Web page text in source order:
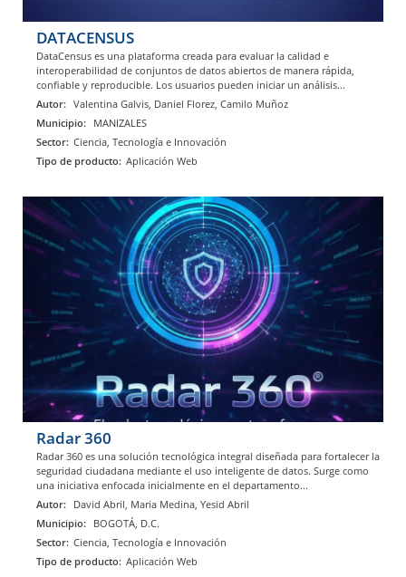
DATACENSUS
DataCensus es una plataforma creada para evaluar la calidad e
interoperabilidad de conjuntos de datos abiertos de manera rápida,
confiable y reproducible. Los usuarios pueden iniciar un análisis...
Autor: Valentina Galvis, Daniel Florez, Camilo Muñoz
Municipio: MANIZALES
Sector: Ciencia, Tecnología e Innovación
Tipo de producto: Aplicación Web
Radar 360
Radar 360 es una solución tecnológica integral diseñada para fortalecer la
seguridad ciudadana mediante el uso inteligente de datos. Surge como
una iniciativa enfocada inicialmente en el departamento...
Autor: David Abril, Maria Medina, Yesid Abril
Municipio: BOGOTÁ, D.C.
Sector: Ciencia, Tecnología e Innovación
Tipo de producto: Aplicación Web